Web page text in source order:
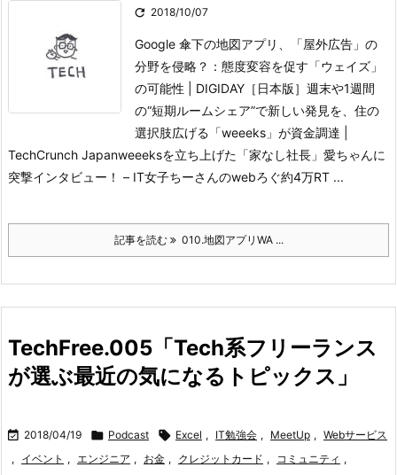
 2018/10/07
Google 傘下の地図アプリ、「屋外広告」の
分野を侵略？：態度変容を促す「ウェイズ」
の可能性 | DIGIDAY［日本版］ 週末や1週間
の“短期ルームシェア”で新しい発見を、住の
選択肢広げる「weeeks」が資金調達 |
TechCrunch Japanweeeksを立ち上げた「家なし社長」愛ちゃんに
突撃インタビュー！ – IT女子ちーさんのwebろぐ約4万RT ...
記事を読む 010.地図アプリWA ...
TechFree.005「Tech系フリーランス
が選ぶ最近の気になるトピックス」
 2018/04/19  Podcast  Excel , IT勉強会 , MeetUp , Webサービス
, イベント , エンジニア , お金 , クレジットカード , コミュニティ ,